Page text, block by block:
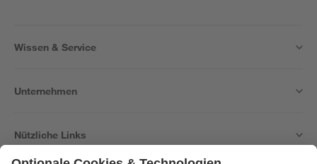
Wissen & Service
Unternehmen
Nützliche Links